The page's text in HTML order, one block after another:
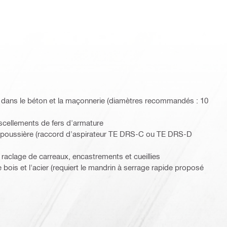
le béton et la maçonnerie (diamètres recommandés : 10
de fers d'armature
(raccord d'aspirateur TE DRS-C ou TE DRS-D
de carreaux, encastrements et cueillies
bois et l'acier (requiert le mandrin à serrage rapide proposé